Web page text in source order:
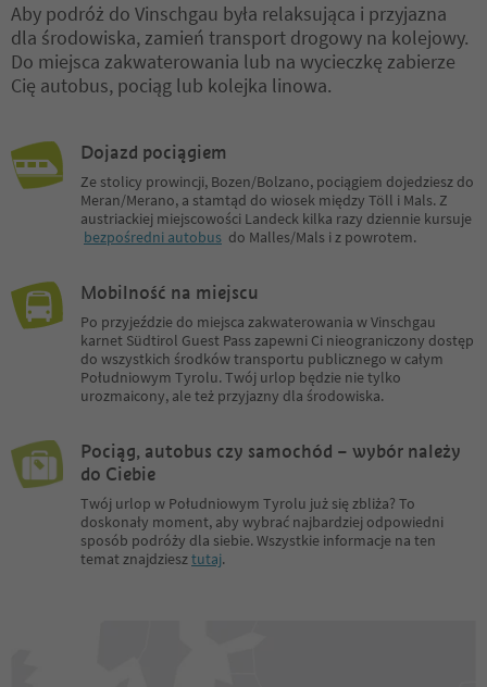
Aby podróż do Vinschgau była relaksująca i przyjazna
dla środowiska, zamień transport drogowy na kolejowy.
Do miejsca zakwaterowania lub na wycieczkę zabierze
Cię autobus, pociąg lub kolejka linowa.
Dojazd pociągiem
Ze stolicy prowincji, Bozen/Bolzano, pociągiem dojedziesz do
Meran/Merano, a stamtąd do wiosek między Töll i Mals. Z
austriackiej miejscowości Landeck kilka razy dziennie kursuje
bezpośredni autobus do Malles/Mals i z powrotem.
Mobilność na miejscu
Po przyjeździe do miejsca zakwaterowania w Vinschgau
karnet Südtirol Guest Pass zapewni Ci nieograniczony dostęp
do wszystkich środków transportu publicznego w całym
Południowym Tyrolu. Twój urlop będzie nie tylko
urozmaicony, ale też przyjazny dla środowiska.
Pociąg, autobus czy samochód – wybór należy
do Ciebie
Twój urlop w Południowym Tyrolu już się zbliża? To
doskonały moment, aby wybrać najbardziej odpowiedni
sposób podróży dla siebie. Wszystkie informacje na ten
temat znajdziesztutaj.